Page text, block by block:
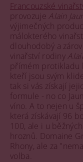
Francouzské
provozujeAlain
výjimečných
málokterého
dlouhodobý a
vinařství rodiny
přímém protikladu
kteří jsou svým
tak si vás získají
formule - no co
víno. A to nejen u
která získávají 96
100, ale i u běžných
hroznů. Domaine
Rhony, ale za
volba.